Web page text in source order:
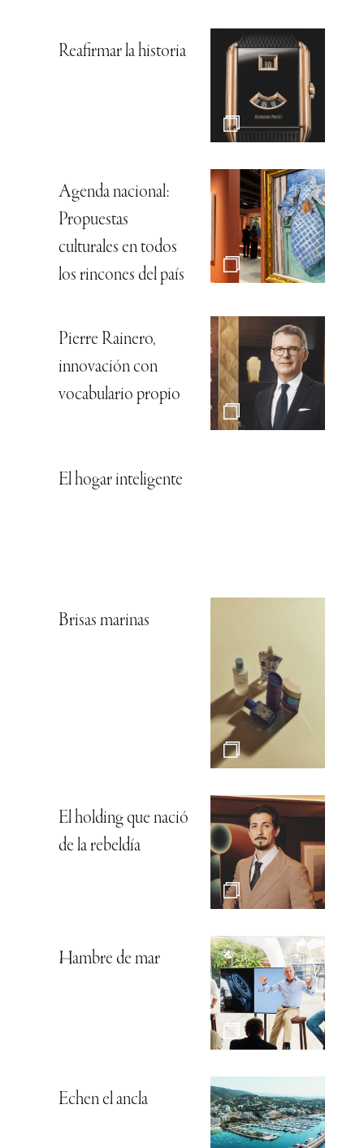
Reafirmar la historia
Agenda nacional:
Propuestas
culturales en todos
los rincones del país
Pierre Rainero,
innovación con
vocabulario propio
El hogar inteligente
Brisas marinas
El holding que nació
de la rebeldía
Hambre de mar
Echen el ancla